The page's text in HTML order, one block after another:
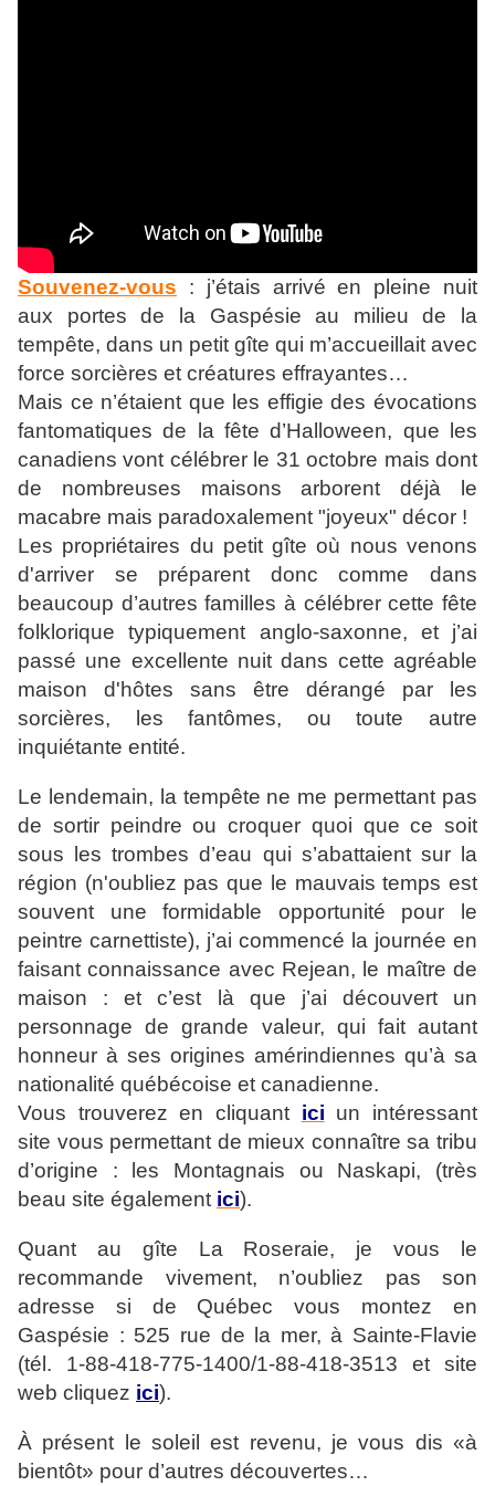
Souvenez-vous : j’étais arrivé en pleine nuit
aux portes de la Gaspésie au milieu de la
tempête, dans un petit gîte qui m’accueillait avec
force sorcières et créatures effrayantes…
Mais ce n’étaient que les effigie des évocations
fantomatiques de la fête d’Halloween, que les
canadiens vont célébrer le 31 octobre mais dont
de nombreuses maisons arborent déjà le
macabre mais paradoxalement "joyeux" décor !
Les propriétaires du petit gîte où nous venons
d'arriver se préparent donc comme dans
beaucoup d’autres familles à célébrer cette fête
folklorique typiquement anglo-saxonne, et j’ai
passé une excellente nuit dans cette agréable
maison d'hôtes sans être dérangé par les
sorcières, les fantômes, ou toute autre
inquiétante entité.
Le lendemain, la tempête ne me permettant pas
de sortir peindre ou croquer quoi que ce soit
sous les trombes d’eau qui s’abattaient sur la
région (n'oubliez pas que le mauvais temps est
souvent une formidable opportunité pour le
peintre carnettiste), j’ai commencé la journée en
faisant connaissance avec Rejean, le maître de
maison : et c’est là que j’ai découvert un
personnage de grande valeur, qui fait autant
honneur à ses origines amérindiennes qu’à sa
nationalité québécoise et canadienne.
Vous trouverez en cliquant ici un intéressant
site vous permettant de mieux connaître sa tribu
d’origine : les Montagnais ou Naskapi, (très
beau site également ici).
Quant au gîte La Roseraie, je vous le
recommande vivement, n’oubliez pas son
adresse si de Québec vous montez en
Gaspésie : 525 rue de la mer, à Sainte-Flavie
(tél. 1-88-418-775-1400/1-88-418-3513 et site
web cliquez ici).
À présent le soleil est revenu, je vous dis «à
bientôt» pour d’autres découvertes…